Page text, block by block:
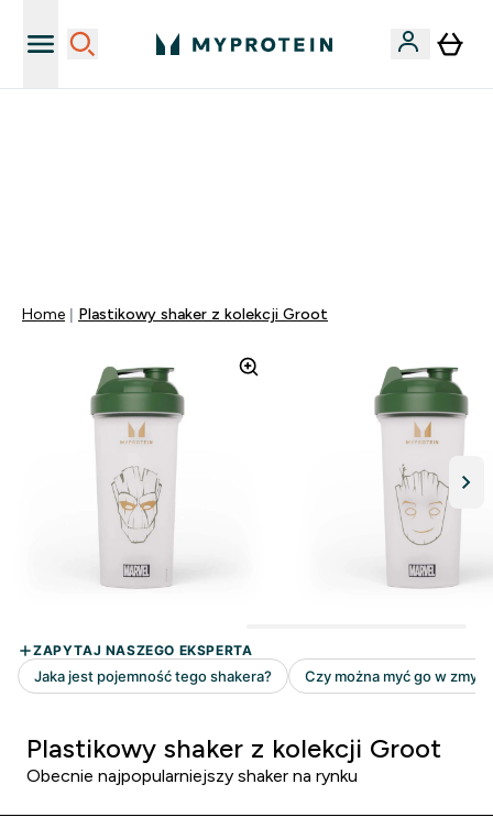
Home Plastikowy shaker z kolekcji Groot
Plastikowy shaker z kolekcji Groot
Obecnie najpopularniejszy shaker na rynku